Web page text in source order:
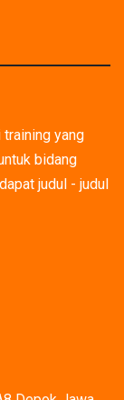
yang
bidang
judul - judul